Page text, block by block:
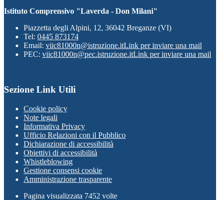
Istituto Comprensivo "Laverda - Don Milani"
Piazzetta degli Alpini, 12, 36042 Breganze (VI)
Tel: 0445 873174
Email: viic81000n@istruzione.itLink per inviare una mail
PEC: viic81000n@pec.istruzione.itLink per inviare una mail
Sezione Link Utili
Cookie policy
Note legali
Informativa Privacy
Ufficio Relazioni con il Pubblico
Dichiarazione di accessibilità
Obiettivi di accessibilità
Whistleblowing
Gestione consensi cookie
Amministrazione trasparente
Pagina visualizzata 7452 volte